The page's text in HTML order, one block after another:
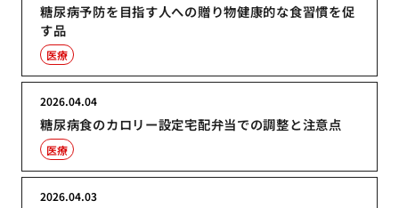
糖尿病予防を目指す人への贈り物健康的な食習慣を促
す品
医療
糖尿病食のカロリー設定宅配弁当での調整と注意点
2026.04.04
医療
2026.04.03